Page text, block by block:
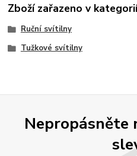
Zboží zařazeno v
Ruční svítilny
Tužkové svítilny
Nepropásněte